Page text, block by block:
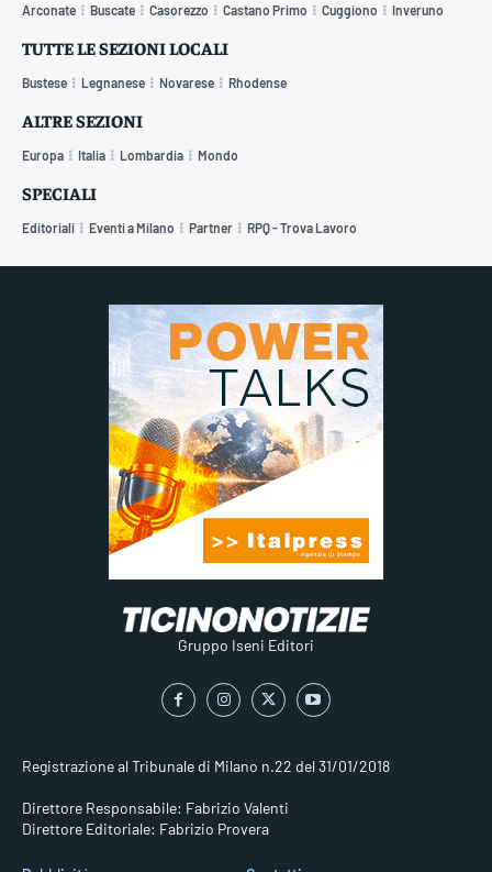
Arconate Buscate Casorezzo Castano Primo Cuggiono Inveruno
TUTTE LE SEZIONI LOCALI
Bustese Legnanese Novarese Rhodense
ALTRE SEZIONI
Europa Italia Lombardia Mondo
SPECIALI
Editoriali Eventi a Milano Partner RPQ - Trova Lavoro
Gruppo Iseni Editori
Registrazione al Tribunale di Milano n.22 del 31/01/2018
Direttore Responsabile: Fabrizio Valenti
Direttore Editoriale: Fabrizio Provera